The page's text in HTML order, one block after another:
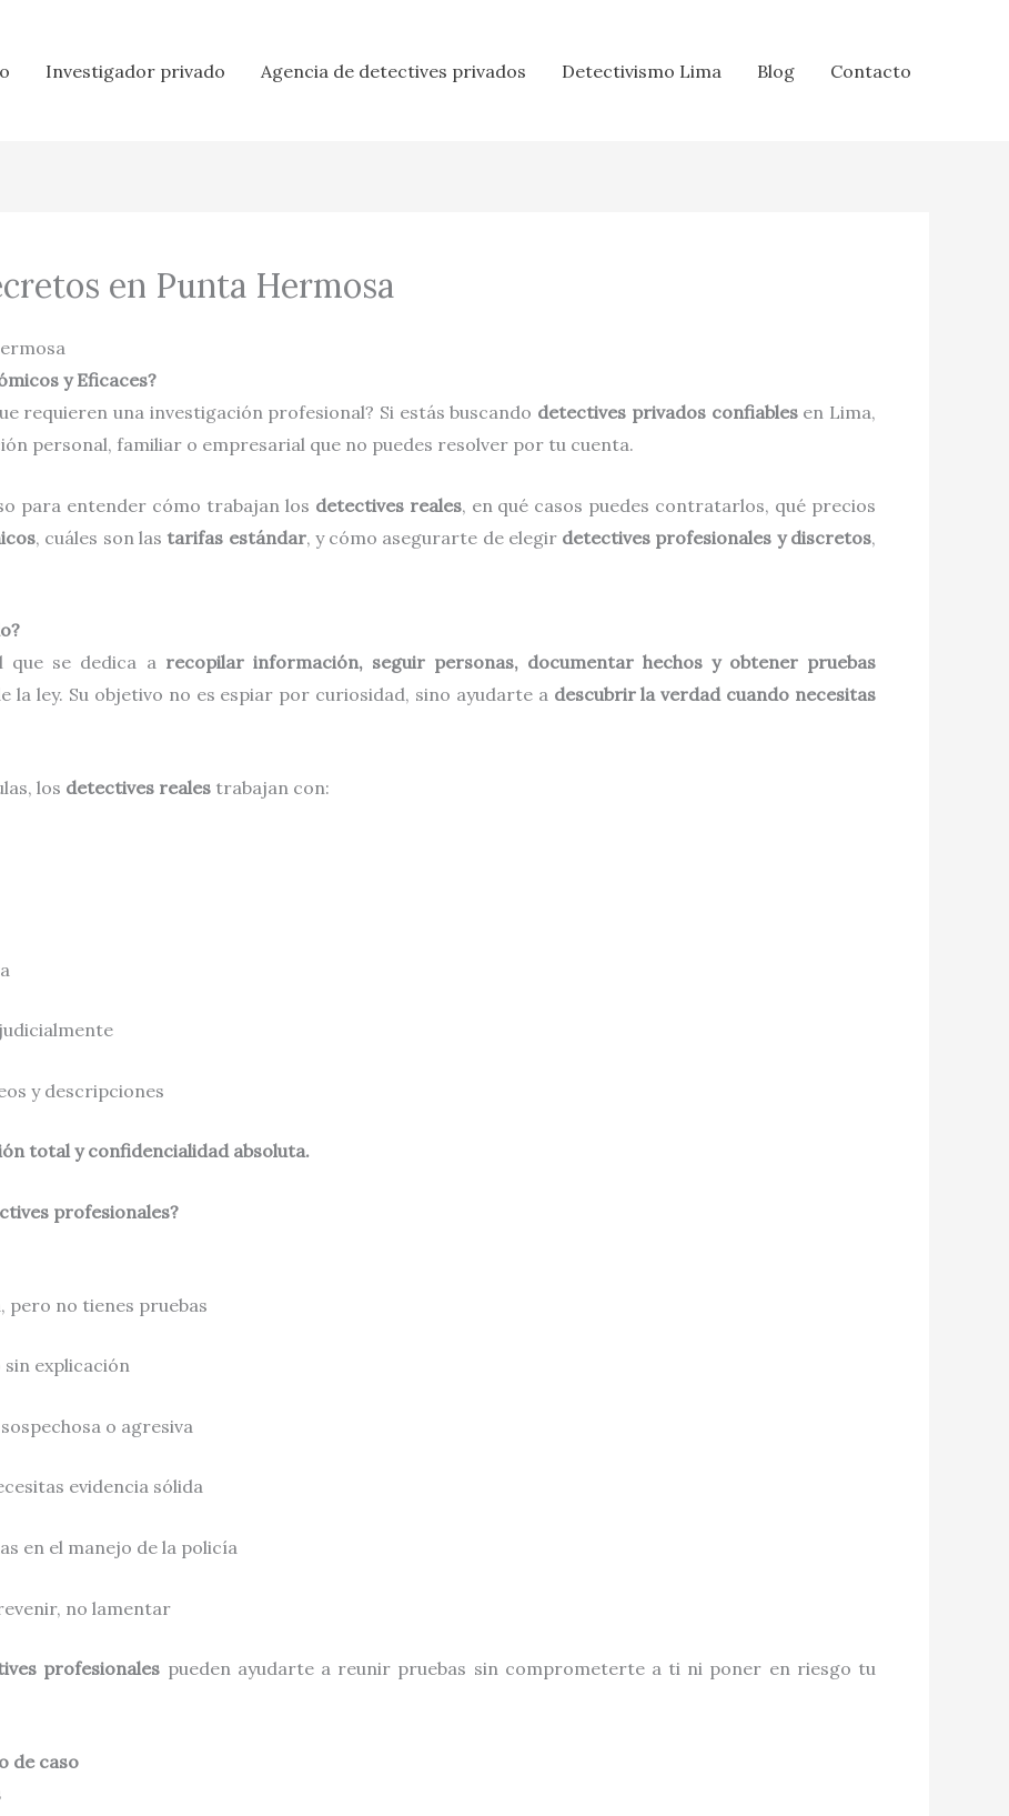
Investigador privado Agencia de detectives privados Detectivismo Lima Blog Contacto
en Punta Hermosa
y Eficaces?
requieren una investigación profesional? Si estás buscando detectives privados confiablesen Lima,
personal, familiar o empresarial que no puedes resolver por tu cuenta.
para entender cómo trabajan los detectives reales, en qué casos puedes contratarlos, qué precios
, cuáles son las tarifas estándar, y cómo asegurarte de elegir detectives profesionales y discretos,
que se dedica a recopilar información, seguir personas, documentar hechos y obtener pruebas
la ley. Su objetivo no es espiar por curiosidad, sino ayudarte a descubrir la verdad cuando necesitas
los detectives reales trabajan con:
y descripciones
total y confidencialidad absoluta.
profesionales?
pero no tienes pruebas
explicación
o agresiva
evidencia sólida
en el manejo de la policía
no lamentar
profesionales pueden ayudarte a reunir pruebas sin comprometerte a ti ni poner en riesgo tu
de caso